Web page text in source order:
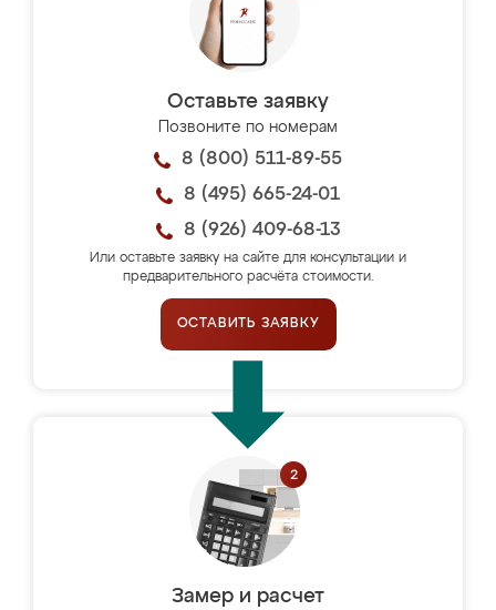
Оставьте заявку
Позвоните по номерам
8 (800) 511-89-55
8 (495) 665-24-01
8 (926) 409-68-13
Или оставьте заявку на сайте для консультации и
предварительного расчёта стоимости.
ОСТАВИТЬ ЗАЯВКУ
Замер и расчет